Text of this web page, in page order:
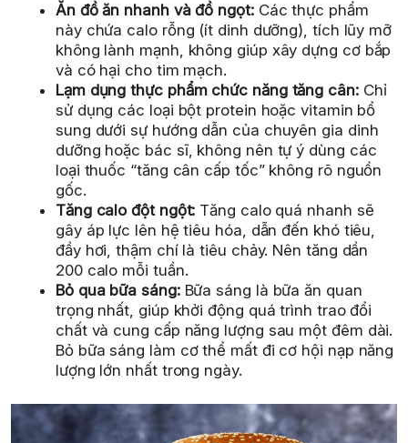
Ăn đồ ăn nhanh và đồ ngọt:Các thực phẩm
này chứa calo rỗng (ít dinh dưỡng), tích lũy mỡ
không lành mạnh, không giúp xây dựng cơ bắp
và có hại cho tim mạch.
Lạm dụng thực phẩm chức năng tăng cân:Chỉ
sử dụng các loại bột protein hoặc vitamin bổ
sung dưới sự hướng dẫn của chuyên gia dinh
dưỡng hoặc bác sĩ, không nên tự ý dùng các
loại thuốc “tăng cân cấp tốc” không rõ nguồn
gốc.
Tăng calo đột ngột: Tăng calo quá nhanh sẽ
gây áp lực lên hệ tiêu hóa, dẫn đến khó tiêu,
đầy hơi, thậm chí là tiêu chảy. Nên tăng dần
200 calo mỗi tuần.
Bỏ qua bữa sáng:Bữa sáng là bữa ăn quan
trọng nhất, giúp khởi động quá trình trao đổi
chất và cung cấp năng lượng sau một đêm dài.
Bỏ bữa sáng làm cơ thể mất đi cơ hội nạp năng
lượng lớn nhất trong ngày.